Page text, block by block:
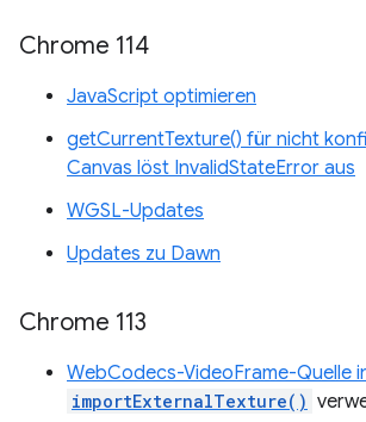
Chrome 114
JavaScript optimieren
getCurrentTexture() für nicht
Canvas löst InvalidStateError aus
WGSL-Updates
Updates zu Dawn
Chrome 113
WebCodecs-VideoFrame-Quelle
importExternalTexture()